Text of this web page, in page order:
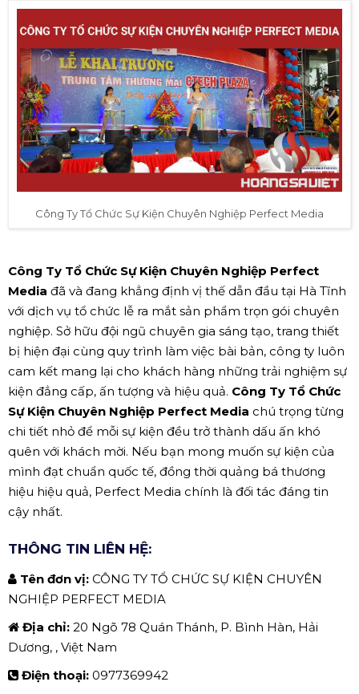
Công Ty Tổ Chức Sự Kiện Chuyên Nghiệp Perfect Media
Công Ty Tổ Chức Sự Kiện Chuyên Nghiệp Perfect
Media đã và đang khẳng định vị thế dẫn đầu tại Hà Tĩnh
với dịch vụ tổ chức lễ ra mắt sản phẩm trọn gói chuyên
nghiệp. Sở hữu đội ngũ chuyên gia sáng tạo, trang thiết
bị hiện đại cùng quy trình làm việc bài bản, công ty luôn
cam kết mang lại cho khách hàng những trải nghiệm sự
kiện đẳng cấp, ấn tượng và hiệu quả. Công Ty Tổ Chức
Sự Kiện Chuyên Nghiệp Perfect Media chú trọng từng
chi tiết nhỏ để mỗi sự kiện đều trở thành dấu ấn khó
quên với khách mời. Nếu bạn mong muốn sự kiện của
mình đạt chuẩn quốc tế, đồng thời quảng bá thương
hiệu hiệu quả, Perfect Media chính là đối tác đáng tin
cậy nhất.
THÔNG TIN LIÊN HỆ:
Tên đơn vị: CÔNG TY TỔ CHỨC SỰ KIỆN CHUYÊN
NGHIỆP PERFECT MEDIA
Địa chỉ: 20 Ngõ 78 Quán Thánh, P. Bình Hàn, Hải
Dương, , Việt Nam
Điện thoại: 0977369942